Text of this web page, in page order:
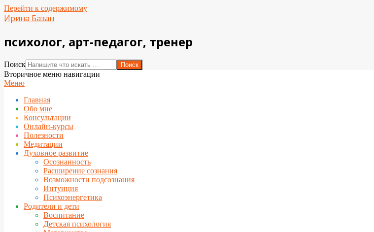
Перейти к содержимому
Ирина Базан
психолог, арт-педагог, тренер
Поиск
Вторичное меню навигации
Меню
Главная
Обо мне
Консультации
Онлайн-курсы
Полезности
Медитации
Духовное развитие
Осознанность
Расширение сознания
Возможности подсознания
Интуиция
Психоэнергетика
Родители и дети
Воспитание
Детская психология